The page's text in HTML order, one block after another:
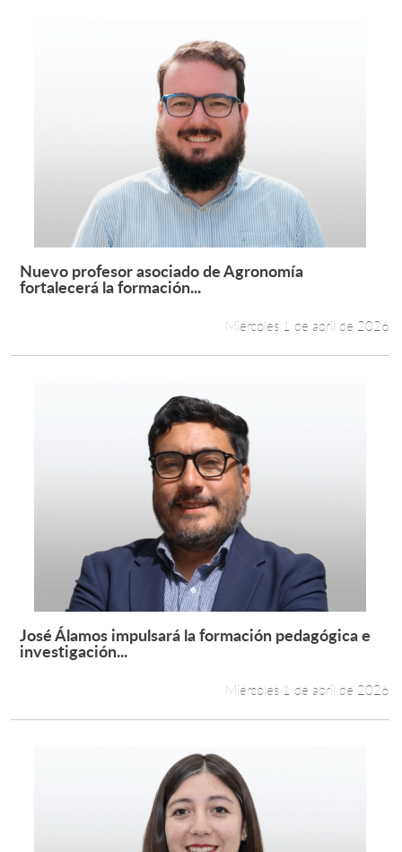
Leer más +
Nuevo profesor asociado de Agronomía
fortalecerá la formación...
Miércoles 1 de abril de 2026
Leer más +
José Álamos impulsará la formación pedagógica e
investigación...
Miércoles 1 de abril de 2026